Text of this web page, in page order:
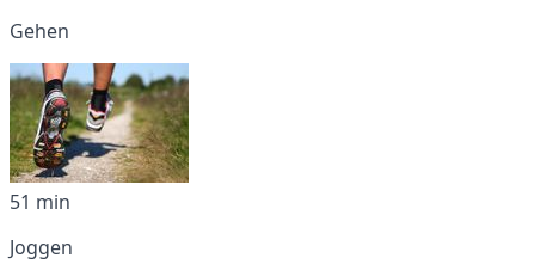
Gehen
51 min
Joggen